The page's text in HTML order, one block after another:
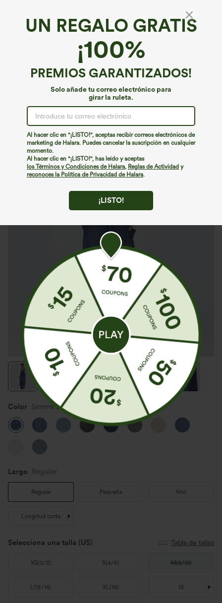
UN REGALO GRATIS
¡100%
PREMIOS GARANTIZADOS!
Solo añade tu correo electrónico para
girar la ruleta.
Al hacer clic en "¡LISTO!", aceptas recibir correos electrónicos de
marketing de Halara. Puedes cancelar la suscripción en cualquier
momento.
Al hacer clic en "¡LISTO!", has leído y aceptas
los Términos y Condiciones de Halara, Reglas de Actividad y
reconoces la Política de Privacidad de Halara.
¡LISTO!
Tejido vaquero Halara Flex™*
Halara Flex™ overol casual de denim lavado
con escote en V y bolsillos
778 )
€44,95 EUR
Color Serene Blue Denim
Largo Regular
Regular Pequeña Alto
Longitud corta
Selecciona una talla (US) Tabla de tallas
XS(0/2) S(4/6) M(8/10)
L(12/14) XL(16) 1X